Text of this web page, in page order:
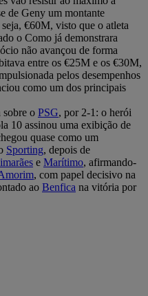
de Geny um montante
€60M, visto que o atleta
o Como já demonstrara
não avançou de forma
entre os €25M e os €30M,
pelos desempenhos
como um dos principais
o PSG, por 2-1: o herói
10 assinou uma exibição de
quase como um
Sporting, depois de
e Marítimo, afirmando-
, com papel decisivo na
ao Benfica na vitória por